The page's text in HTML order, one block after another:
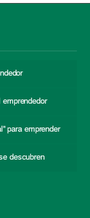
para emprender
descubren